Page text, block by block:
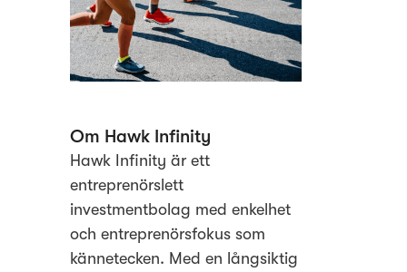
Om Hawk Infinity
Hawk Infinity är ett
entreprenörslett
investmentbolag med enkelhet
och entreprenörsfokus som
kännetecken. Med en långsiktig